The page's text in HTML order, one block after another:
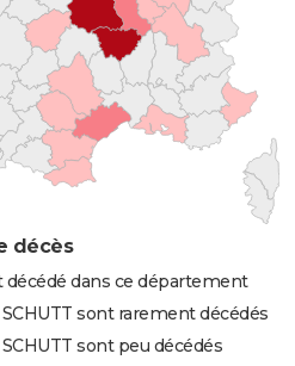
décès
décédé dans ce département
sont rarement décédés
sont peu décédés